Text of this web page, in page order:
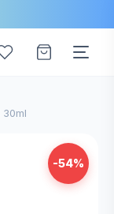
30ml
-54%